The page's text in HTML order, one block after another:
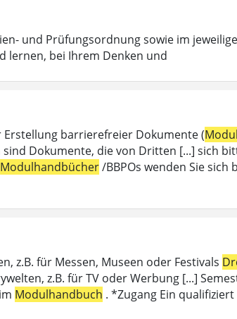
und Prüfungsordnung sowie im
lernen, bei Ihrem Denken und
barrierefreier Dokumente (
Dokumente, die von Dritten [...] sich
Modulhandbücher/BBPOs wenden Sie
z.B. für Messen, Museen oder Festivals
z.B. für TV oder Werbung [...]
Modulhandbuch . *Zugang Ein